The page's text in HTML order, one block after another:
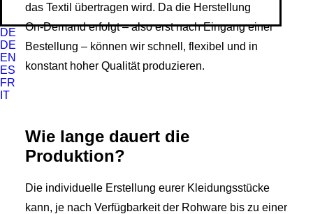
DE
DE
EN
ES
FR
IT
das Textil übertragen wird. Da die Herstellung
On‑Demand erfolgt – also erst nach Eingang einer
Bestellung – können wir schnell, flexibel und in
konstant hoher Qualität produzieren.
Wie lange dauert die
Produktion?
Die individuelle Erstellung eurer Kleidungsstücke
kann, je nach Verfügbarkeit der Rohware bis zu einer